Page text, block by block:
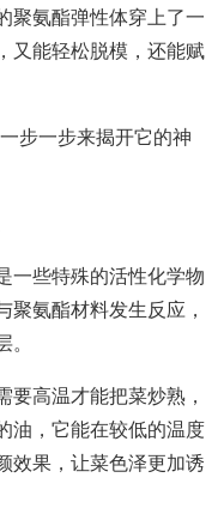
聚氨酯弹性体穿上了一
又能轻松脱模，还能赋
步一步来揭开它的神
一些特殊的活性化学物
聚氨酯材料发生反应，
高温才能把菜炒熟，
油，它能在较低的温度
效果，让菜色泽更加诱